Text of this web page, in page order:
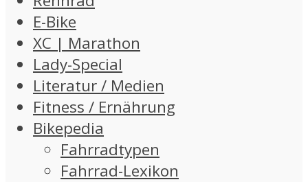
E-Bike
XC | Marathon
Lady-Special
Literatur / Medien
Fitness / Ernährung
Bikepedia
Fahrradtypen
Fahrrad-Lexikon